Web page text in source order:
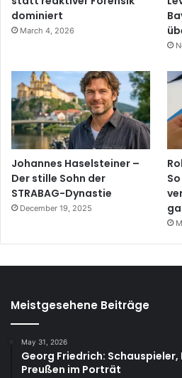
dominiert
March 4, 2026
Johannes Haselsteiner –
Der stille Sohn der
STRABAG-Dynastie
December 19, 2025
Meistgesehene Beiträge
May 31, 2026
Georg Friedrich: Schauspieler,
Preußen im Porträt